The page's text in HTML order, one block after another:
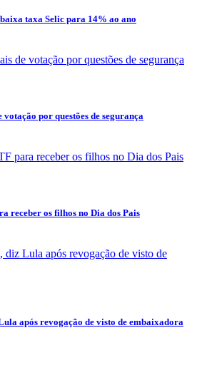
taxa Selic para 14% ao ano
por questões de segurança
receber os filhos no Dia dos Pais
após revogação de visto de embaixadora